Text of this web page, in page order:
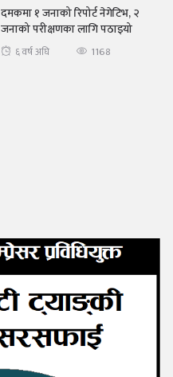
दमकमा १ जनाको रिपोर्ट नेगेटिभ, २
जनाको परीक्षणका लागि पठाइयो
६ वर्ष अघि 1168